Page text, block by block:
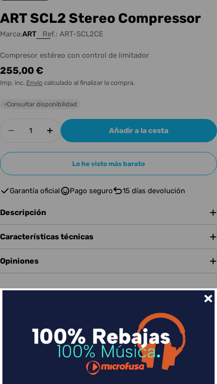
ART SCL2 Stereo Compressor
Marca:ART Ref.: ART-SCL2CE
Compresor estéreo con control de limitador
Precio
habitual
255,00 €
Imp. inc. Envío calculado al finalizar la compra.
○Consultar disponibilidad
Disminuir cantidad para ART SCL2 Stereo
Aumentar cantidad para ART SCL2
Añadir a la cesta
Lo he visto más barato
Garantía oficial Pago seguro 15 días devolución
Descripción
Características técnicas
Opiniones
Financia tus compras con Sequra
Divide en 3 sin coste o hasta en 18 meses por una
pequeña cuota al mes con Sequra